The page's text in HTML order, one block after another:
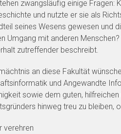
zwangsläufig einige Fragen:
und nutzte er sie als
seines Wesens gewesen und
Umgang mit anderen
zutreffender beschreibt.
an diese Fakultät
und Angewandte
sowie dem guten,
hinweg treu zu bleiben,
verehren